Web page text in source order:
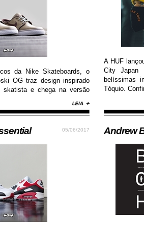
da Nike Skateboards, o
OG traz design inspirado
skatista e chega na versão
permite maior aderência.
05/06/2017
A HUF
City Japan
belíssimas
Tóquio.
Andrew